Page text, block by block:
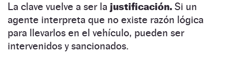
La clave vuelve a ser la justificación. Si un
agente interpreta que no existe razón lógica
para llevarlos en el vehículo, pueden ser
intervenidos y sancionados.